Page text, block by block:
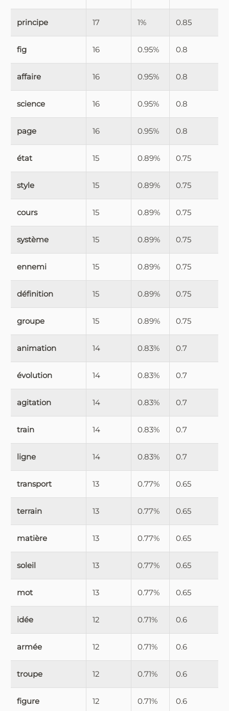
principe 17 1% 0.85
fig 16 0.95% 0.8
affaire 16 0.95% 0.8
science 16 0.95% 0.8
page 16 0.95% 0.8
état 15 0.89% 0.75
style 15 0.89% 0.75
cours 15 0.89% 0.75
système 15 0.89% 0.75
ennemi 15 0.89% 0.75
définition 15 0.89% 0.75
groupe 15 0.89% 0.75
animation 14 0.83% 0.7
évolution 14 0.83% 0.7
agitation 14 0.83% 0.7
train 14 0.83% 0.7
ligne 14 0.83% 0.7
transport 13 0.77% 0.65
terrain 13 0.77% 0.65
matière 13 0.77% 0.65
soleil 13 0.77% 0.65
mot 13 0.77% 0.65
idée 12 0.71% 0.6
armée 12 0.71% 0.6
troupe 12 0.71% 0.6
figure 12 0.71% 0.6